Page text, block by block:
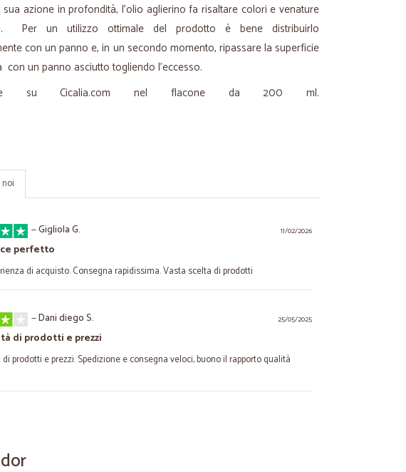
sua azione in profondità, l'olio aglierino fa risaltare colori e venature
Per un utilizzo ottimale del prodotto è bene distribuirlo
con un panno e, in un secondo momento, ripassare la superficie
con un panno asciutto togliendo l'eccesso.
su Cicalia.com nel flacone da 200 ml.
11/02/2026
—Gigliola G.
perfetto
di acquisto. Consegna rapidissima. Vasta scelta di prodotti
25/05/2025
—Dani diego S.
di prodotti e prezzi
prodotti e prezzi. Spedizione e consegna veloci, buono il rapporto qualità
che compro attraverso questo sito e ho trovato quello che cercavo. Prezzi